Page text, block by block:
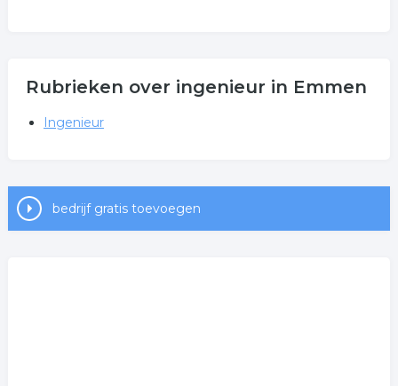
Rubrieken over ingenieur in Emmen
Ingenieur
bedrijf gratis toevoegen